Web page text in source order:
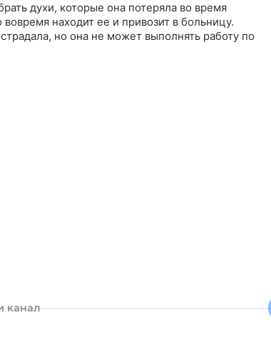
духи, которые она потеряла во время
находит ее и привозит в больницу.
но она не может выполнять работу по